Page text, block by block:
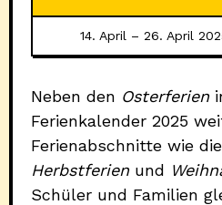
14. April – 26. April
Neben den Osterferien
Ferienkalender 2025
Ferienabschnitte wie die
Herbstferienund
Schüler und Familien